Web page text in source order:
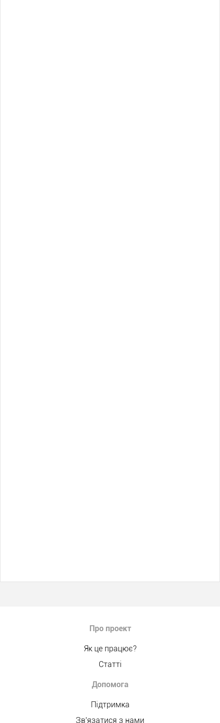
Про проект
Як це працює?
Статті
Допомога
Підтримка
Зв'язатися з нами